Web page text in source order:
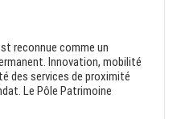
reconnue comme un
Innovation, mobilité
des services de proximité
Le Pôle Patrimoine